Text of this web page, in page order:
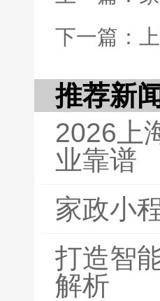
下一篇：
推荐新闻
2026上
业靠谱
家政小
打造智
解析